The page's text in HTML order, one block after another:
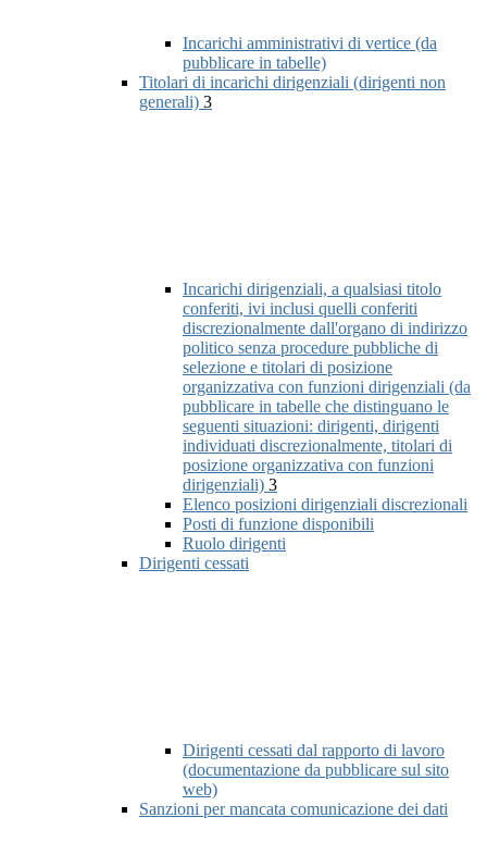
Incarichi amministrativi di vertice (da
pubblicare in tabelle)
Titolari di incarichi dirigenziali (dirigenti non
generali) 3
Incarichi dirigenziali, a qualsiasi titolo
conferiti, ivi inclusi quelli conferiti
discrezionalmente dall'organo di indirizzo
politico senza procedure pubbliche di
selezione e titolari di posizione
organizzativa con funzioni dirigenziali (da
pubblicare in tabelle che distinguano le
seguenti situazioni: dirigenti, dirigenti
individuati discrezionalmente, titolari di
posizione organizzativa con funzioni
dirigenziali) 3
Elenco posizioni dirigenziali discrezionali
Posti di funzione disponibili
Ruolo dirigenti
Dirigenti cessati
Dirigenti cessati dal rapporto di lavoro
(documentazione da pubblicare sul sito
web)
Sanzioni per mancata comunicazione dei dati